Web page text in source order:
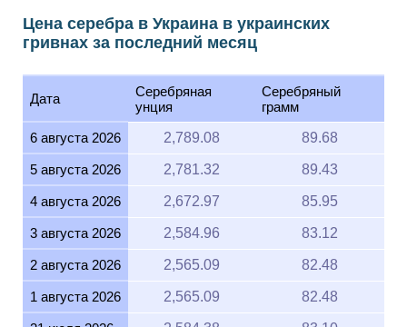
Цена серебра в Украина в украинских
гривнах за последний месяц
Дата
Серебряная
унция
Серебряный
грамм
6 августа 2026
2,789.08 89.68
5 августа 2026 2,781.32 89.43
4 августа 2026 2,672.97 85.95
3 августа 2026 2,584.96 83.12
2 августа 2026 2,565.09 82.48
1 августа 2026 2,565.09 82.48